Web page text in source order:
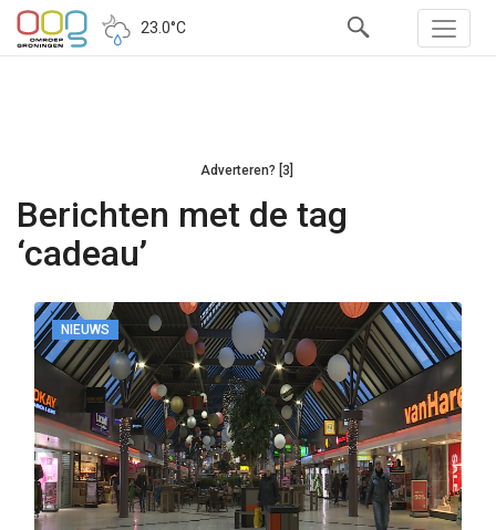
23.0°C
Adverteren? [3]
Berichten met de tag
‘cadeau’
NIEUWS